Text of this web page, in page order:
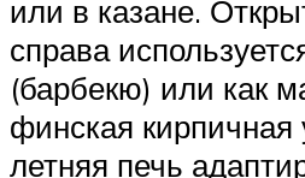
или в казане.
справа
(барбекю) или как
финская кирпичная
летняя печь